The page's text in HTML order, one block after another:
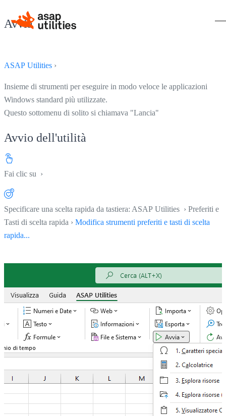
Avvia
ASAP Utilities ›
Insieme di strumenti per eseguire in modo veloce le applicazioni
Windows standard più utilizzate.
Questo sottomenu di solito si chiamava "Lancia"
Avvio dell'utilità
Fai clic su ›
Specificare una scelta rapida da tastiera: ASAP Utilities › Preferiti e
Tasti di scelta rapida › Modifica strumenti preferiti e tasti di scelta
rapida...